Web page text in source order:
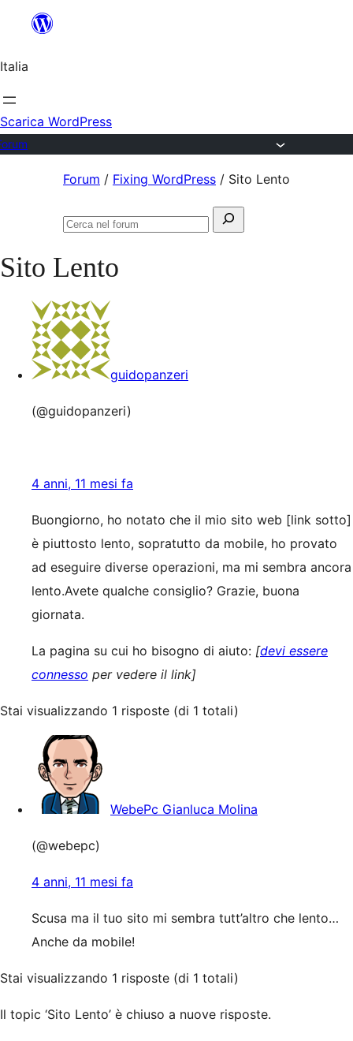
contenuto
Italia
Scarica WordPress
Forum / Fixing WordPress / Sito Lento
Cerca:
Cerca
Sito Lento
guidopanzeri
(@guidopanzeri)
4 anni, 11 mesi fa
Buongiorno, ho notato che il mio sito web [link sotto]
è piuttosto lento, sopratutto da mobile, ho provato
ad eseguire diverse operazioni, ma mi sembra ancora
lento.Avete qualche consiglio? Grazie, buona
giornata.
La pagina su cui ho bisogno di aiuto: [devi essere
connesso per vedere il link]
Stai visualizzando 1 risposte (di 1 totali)
WebePc Gianluca Molina
(@webepc)
4 anni, 11 mesi fa
Scusa ma il tuo sito mi sembra tutt’altro che lento…
Anche da mobile!
Stai visualizzando 1 risposte (di 1 totali)
Il topic ‘Sito Lento’ è chiuso a nuove risposte.